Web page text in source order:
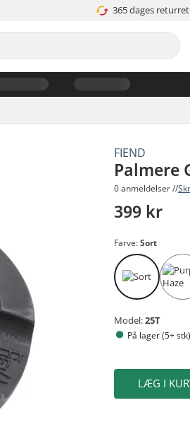
365 dages returret
FIEND
Palmere
0 anmeldelser //
399 kr
Farve:Sort
Model:25T
På lager (5+ stk)
LÆG I